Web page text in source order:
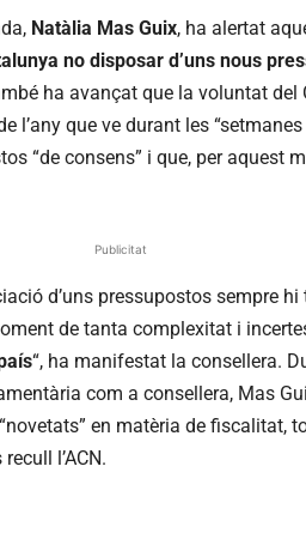
Natàlia Mas Guix, ha alertat
no disposar d’uns nous
ha avançat que la voluntat del
l’any que ve durant les
“de consens” i que, per aquest
Publicitat
d’uns pressupostos sempre
de tanta complexitat i
“, ha manifestat la consellera.
com a consellera, Mas
en matèria de fiscalitat,
l’ACN.